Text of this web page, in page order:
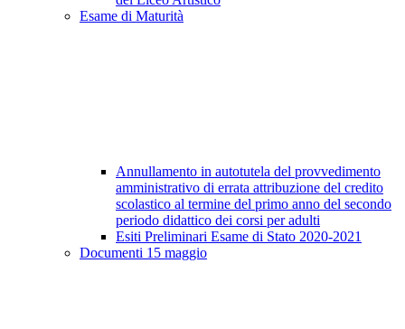
Esame di Maturità
Annullamento in autotutela del provvedimento
amministrativo di errata attribuzione del credito
scolastico al termine del primo anno del secondo
periodo didattico dei corsi per adulti
Esiti Preliminari Esame di Stato 2020-2021
Documenti 15 maggio